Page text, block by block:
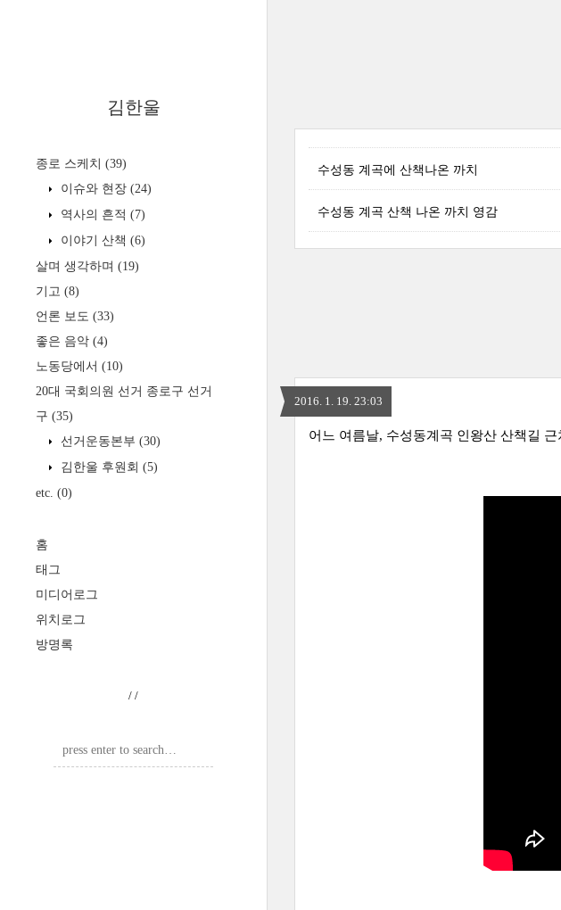
김한울
종로 스케치 (39)
이슈와 현장 (24)
역사의 흔적 (7)
이야기 산책 (6)
살며 생각하며 (19)
기고 (8)
언론 보도 (33)
좋은 음악 (4)
노동당에서 (10)
20대 국회의원 선거 종로구 선거
구 (35)
선거운동본부 (30)
김한울 후원회 (5)
etc. (0)
홈
태그
미디어로그
위치로그
방명록
/ /
수성동 계곡에 산책나온 까치
수성동 계곡 산책 나온 까치 영감
2016. 1. 19. 23:03
어느 여름날, 수성동계곡 인왕산 산책길